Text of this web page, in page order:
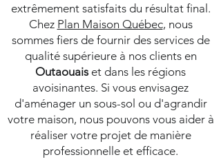
extrêmement satisfaits du résultat final.
Chez Plan Maison Québec, nous
sommes fiers de fournir des services de
qualité supérieure à nos clients en
Outaouais et dans les régions
avoisinantes. Si vous envisagez
d'aménager un sous-sol ou d'agrandir
votre maison, nous pouvons vous aider à
réaliser votre projet de manière
professionnelle et efficace.